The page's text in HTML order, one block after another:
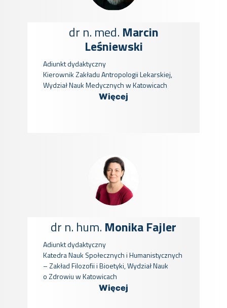
dr n. med. Marcin
Leśniewski
Adiunkt dydaktyczny
Kierownik Zakładu Antropologii Lekarskiej,
Wydział Nauk Medycznych w Katowicach
Więcej
dr n. hum. Monika Fajler
Adiunkt dydaktyczny
Katedra Nauk Społecznych i Humanistycznych
– Zakład Filozofii i Bioetyki, Wydział Nauk
o Zdrowiu w Katowicach
Więcej